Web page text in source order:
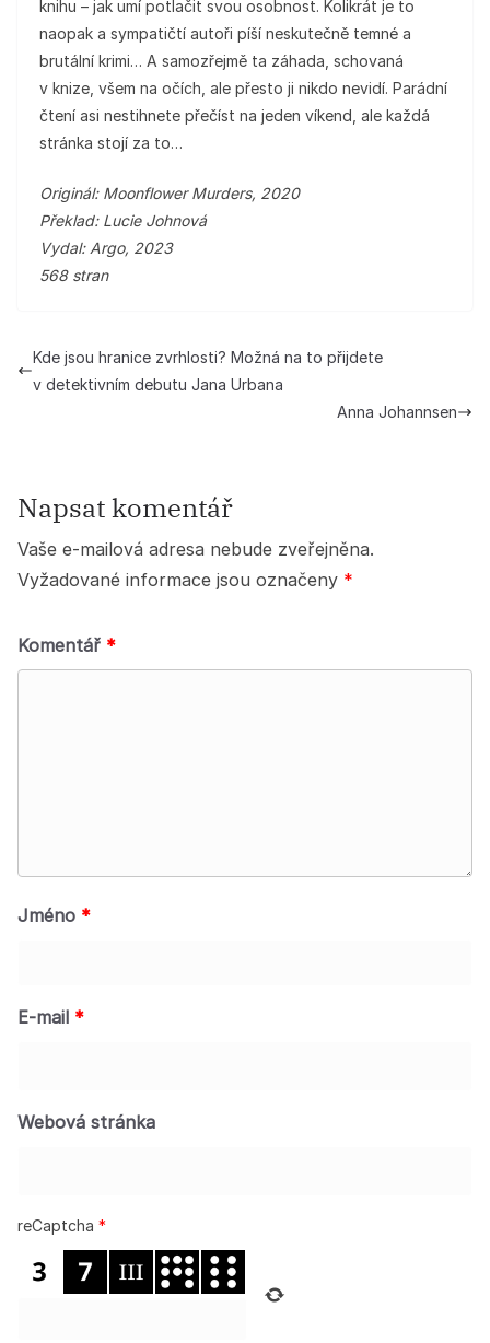
knihu – jak umí potlačit svou osobnost. Kolikrát je to
naopak a sympatičtí autoři píší neskutečně temné a
brutální krimi… A samozřejmě ta záhada, schovaná
v knize, všem na očích, ale přesto ji nikdo nevidí. Parádní
čtení asi nestihnete přečíst na jeden víkend, ale každá
stránka stojí za to…
Originál: Moonflower Murders, 2020
Překlad: Lucie Johnová
Vydal: Argo, 2023
568 stran
Kde jsou hranice zvrhlosti? Možná na to přijdete
v detektivním debutu Jana Urbana
Anna Johannsen
Napsat komentář
Vaše e-mailová adresa nebude zveřejněna.
Vyžadované informace jsou označeny *
Komentář *
Jméno *
E-mail *
Webová stránka
reCaptcha *